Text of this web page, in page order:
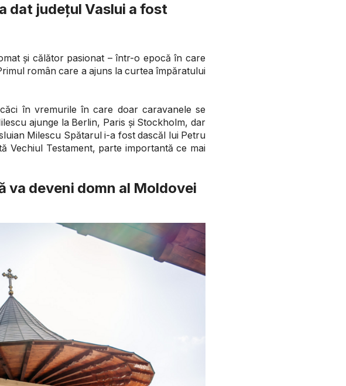
dat județul Vaslui a fost
și călător pasionat – într-o epocă în care
român care a ajuns la curtea împăratului
în vremurile în care doar caravanele se
ajunge la Berlin, Paris și Stockholm, dar
Milescu Spătarul i-a fost dascăl lui Petru
Vechiul Testament, parte importantă ce mai
va deveni domn al Moldovei